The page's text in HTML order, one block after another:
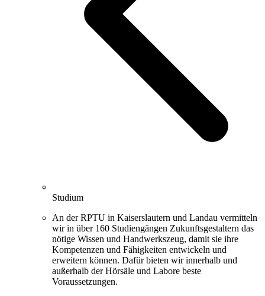
Studium
An der RPTU in Kaiserslautern und Landau vermitteln
wir in über 160 Studiengängen Zukunftsgestaltern das
nötige Wissen und Handwerkszeug, damit sie ihre
Kompetenzen und Fähigkeiten entwickeln und
erweitern können. Dafür bieten wir innerhalb und
außerhalb der Hörsäle und Labore beste
Voraussetzungen.